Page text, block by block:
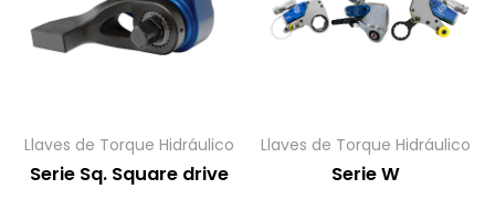
Llaves de Torque Hidráulico
Serie Sq. Square drive
Llaves de Torque Hidráulico
Serie W